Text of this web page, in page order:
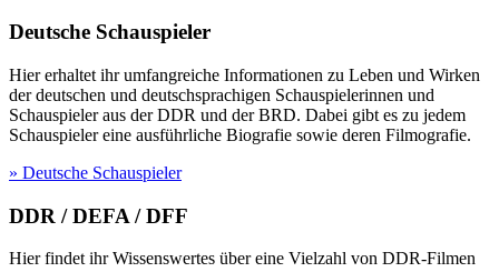
Deutsche Schauspieler
Hier erhaltet ihr umfangreiche Informationen zu Leben und Wirken
der deutschen und deutschsprachigen Schauspielerinnen und
Schauspieler aus der DDR und der BRD. Dabei gibt es zu jedem
Schauspieler eine ausführliche Biografie sowie deren Filmografie.
» Deutsche Schauspieler
DDR / DEFA / DFF
Hier findet ihr Wissenswertes über eine Vielzahl von DDR-Filmen